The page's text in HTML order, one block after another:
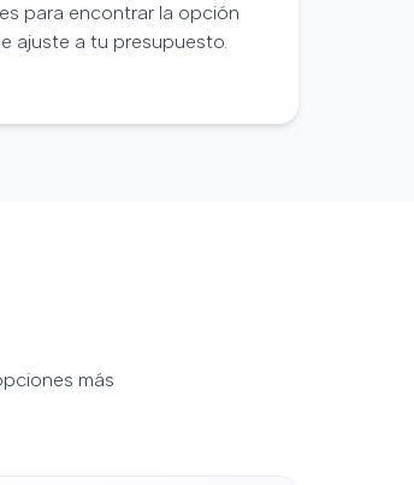
para encontrar la opción
ajuste a tu presupuesto.
más